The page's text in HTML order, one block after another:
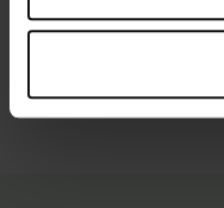
Productspecificaties